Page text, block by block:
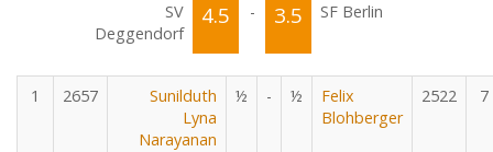
SV
Deggendorf
4.5 - 3.5 SF Berlin
1 2657
Sunilduth
Lyna
Narayanan
½ - ½
Felix
Blohberger
2522 7